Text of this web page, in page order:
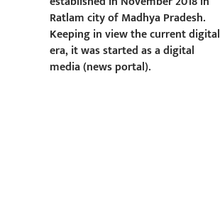
Ratlam city of Madhya Pradesh.
Keeping in view the current digital
era, it was started as a digital
media (news portal).